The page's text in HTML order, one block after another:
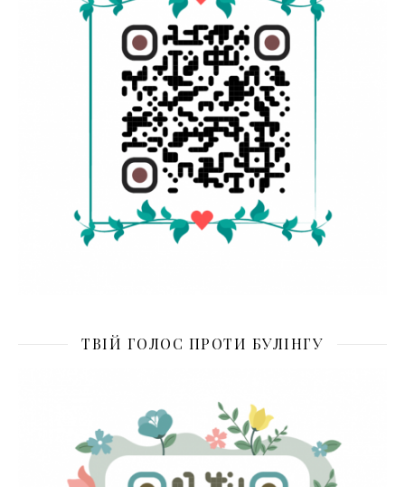
ТВІЙ ГОЛОС ПРОТИ БУЛІНГУ